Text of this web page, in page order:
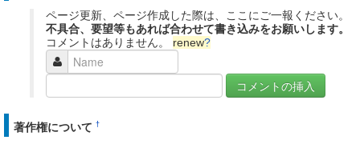
ページ更新、ページ作成した際は、ここにご一報ください。
不具合、要望等もあれば合わせて書き込みをお願いします。
コメントはありません。 renew?
著作権について †